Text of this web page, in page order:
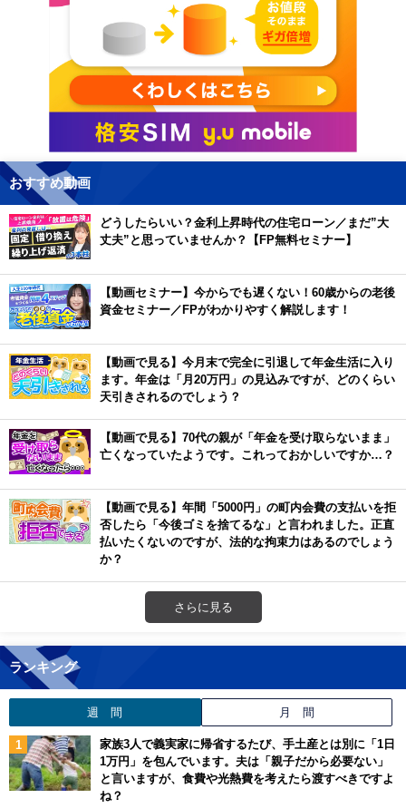
おすすめ動画
どうしたらいい？金利上昇時代の住宅ローン／まだ”大
丈夫”と思っていませんか？【FP無料セミナー】
【動画セミナー】今からでも遅くない！60歳からの老後
資金セミナー／FPがわかりやすく解説します！
【動画で見る】今月末で完全に引退して年金生活に入り
ます。年金は「月20万円」の見込みですが、どのくらい
天引きされるのでしょう？
【動画で見る】70代の親が「年金を受け取らないまま」
亡くなっていたようです。これっておかしいですか…？
【動画で見る】年間「5000円」の町内会費の支払いを拒
否したら「今後ゴミを捨てるな」と言われました。正直
払いたくないのですが、法的な拘束力はあるのでしょう
か？
さらに見る
ランキング
週 間 月 間
家族3人で義実家に帰省するたび、手土産とは別に「1日
1万円」を包んでいます。夫は「親子だから必要ない」
と言いますが、食費や光熱費を考えたら渡すべきですよ
ね？